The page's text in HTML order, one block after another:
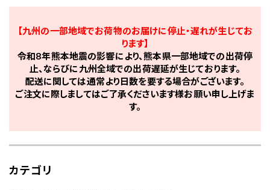
【九州の一部地域でお荷物のお届けに停止・遅れが生じてお
ります】
令和8年熊本地震の影響により、熊本県一部地域での出荷停
止、ならびに九州全域での出荷遅延が生じております。
配送に関しては通常より日数を要する場合がございます。
ご注文に際しましてはご了承くださいます様お願い申し上げま
す。
カテゴリ